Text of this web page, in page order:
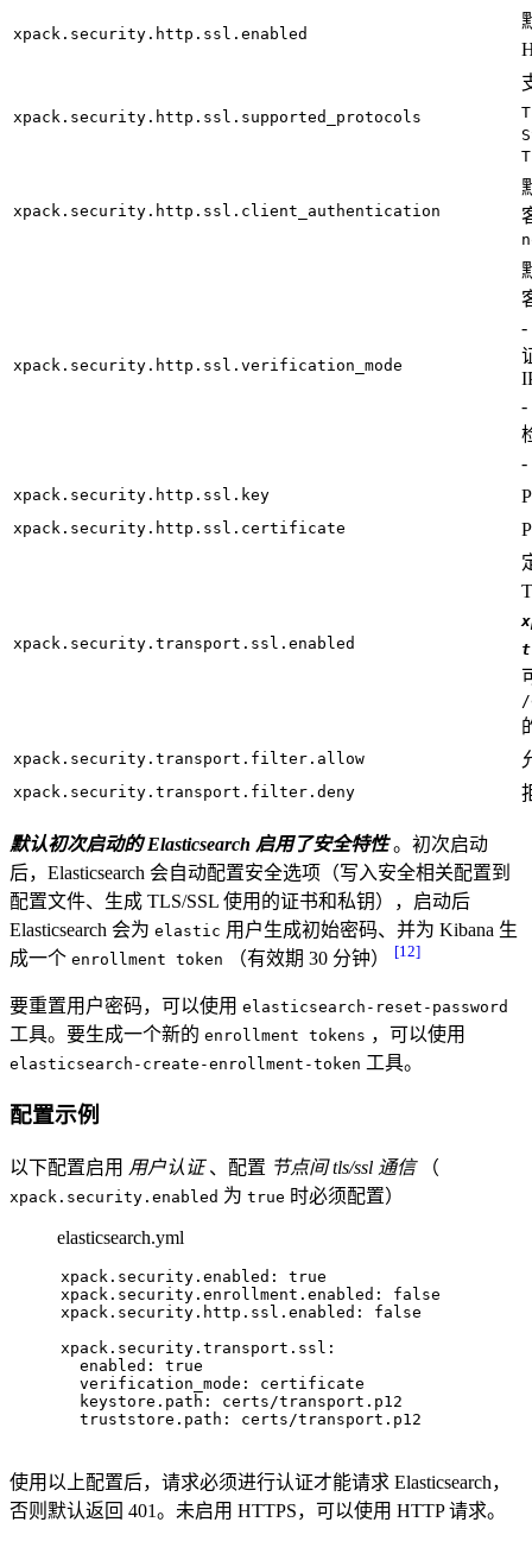
xpack.security.http.ssl.enabled
xpack.security.http.ssl.supported_protocols
xpack.security.http.ssl.client_authentication
xpack.security.http.ssl.verification_mode
-
-
-
xpack.security.http.ssl.key
xpack.security.http.ssl.certificate
xpack.security.transport.ssl.enabled
xpack.security.transport.filter.allow
xpack.security.transport.filter.deny
默认初次启动的 Elasticsearch 启用了安全特性。初次启动
后，Elasticsearch 会自动配置安全选项（写入安全相关配置到
配置文件、生成 TLS/SSL 使用的证书和私钥），启动后
Elasticsearch 会为 elastic 用户生成初始密码、并为 Kibana 生
成一个 enrollment token （有效期 30 分钟） [12]
要重置用户密码，可以使用 elasticsearch-reset-password
工具。要生成一个新的 enrollment tokens ，可以使用
elasticsearch-create-enrollment-token 工具。
配置示例
以下配置启用 用户认证、配置 节点间 tls/ssl 通信（
xpack.security.enabled 为 true 时必须配置）
elasticsearch.yml
xpack.security.enabled: true
xpack.security.enrollment.enabled: false
xpack.security.http.ssl.enabled: false
xpack.security.transport.ssl:
  enabled: true
  verification_mode: certificate
  keystore.path: certs/transport.p12
  truststore.path: certs/transport.p12
使用以上配置后，请求必须进行认证才能请求 Elasticsearch，
否则默认返回 401。未启用 HTTPS，可以使用 HTTP 请求。